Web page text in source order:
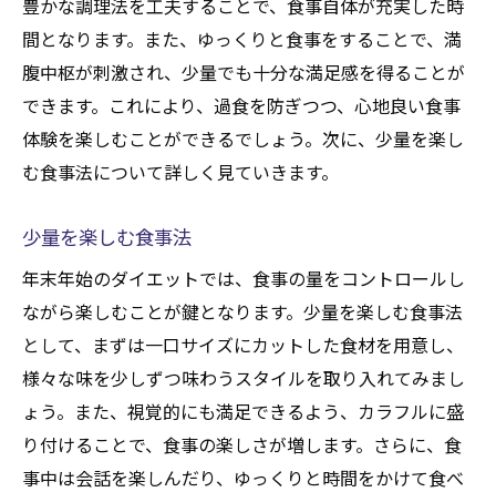
豊かな調理法を工夫することで、食事自体が充実した時
間となります。また、ゆっくりと食事をすることで、満
腹中枢が刺激され、少量でも十分な満足感を得ることが
できます。これにより、過食を防ぎつつ、心地良い食事
体験を楽しむことができるでしょう。次に、少量を楽し
む食事法について詳しく見ていきます。
少量を楽しむ食事法
年末年始のダイエットでは、食事の量をコントロールし
ながら楽しむことが鍵となります。少量を楽しむ食事法
として、まずは一口サイズにカットした食材を用意し、
様々な味を少しずつ味わうスタイルを取り入れてみまし
ょう。また、視覚的にも満足できるよう、カラフルに盛
り付けることで、食事の楽しさが増します。さらに、食
事中は会話を楽しんだり、ゆっくりと時間をかけて食べ